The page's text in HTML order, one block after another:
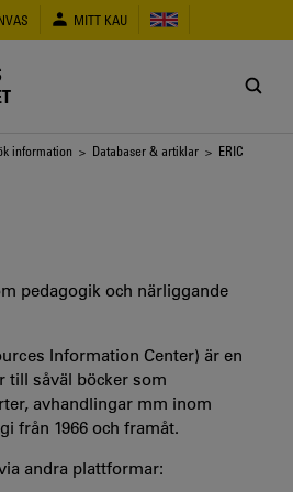
MITT KAU
information > Databaser & artiklar > ERIC
pedagogik och närliggande
Information Center) är en
till såväl böcker som
avhandlingar mm inom
från 1966 och framåt.
andra plattformar: